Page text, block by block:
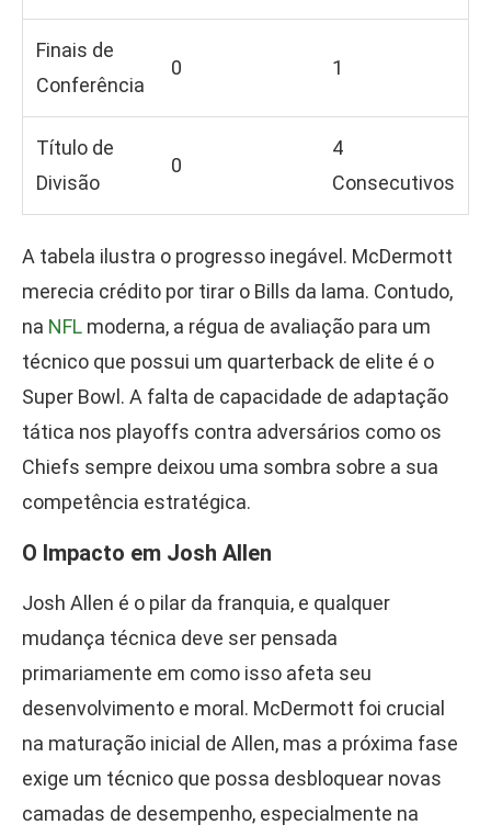
Finais de
Conferência
0 1
Título de
Divisão
0
4
Consecutivos
A tabela ilustra o progresso inegável. McDermott
merecia crédito por tirar o Bills da lama. Contudo,
na NFL moderna, a régua de avaliação para um
técnico que possui um quarterback de elite é o
Super Bowl. A falta de capacidade de adaptação
tática nos playoffs contra adversários como os
Chiefs sempre deixou uma sombra sobre a sua
competência estratégica.
O Impacto em Josh Allen
Josh Allen é o pilar da franquia, e qualquer
mudança técnica deve ser pensada
primariamente em como isso afeta seu
desenvolvimento e moral. McDermott foi crucial
na maturação inicial de Allen, mas a próxima fase
exige um técnico que possa desbloquear novas
camadas de desempenho, especialmente na